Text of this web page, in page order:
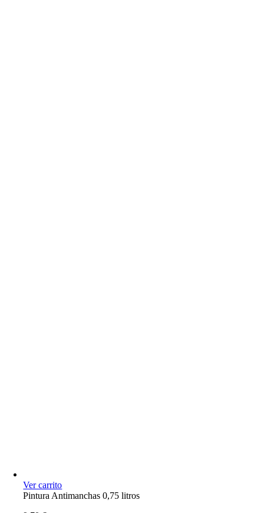
Ver carrito
Pintura Antimanchas 0,75 litros